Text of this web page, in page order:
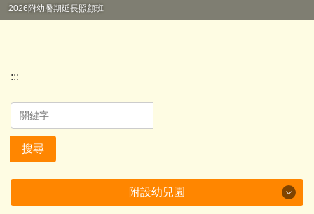
2026附幼暑期延長照顧班
:::
搜尋
附設幼兒園